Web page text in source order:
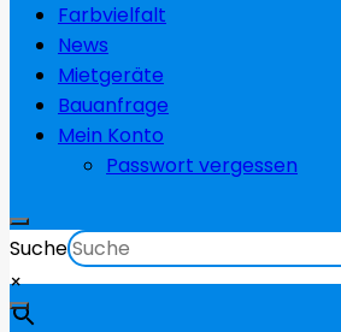
Farbvielfalt
News
Mietgeräte
Bauanfrage
Mein Konto
Passwort vergessen
Suche
×